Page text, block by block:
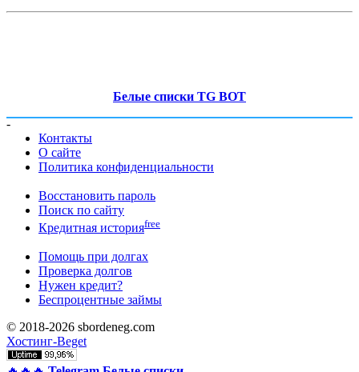
Белые списки TG BOT
-
Контакты
О сайте
Политика конфиденциальности
Восстановить пароль
Поиск по сайту
Кредитная историяfree
Помощь при долгах
Проверка долгов
Нужен кредит?
Беспроцентные займы
© 2018-2026 sbordeneg.com
Хостинг-Beget